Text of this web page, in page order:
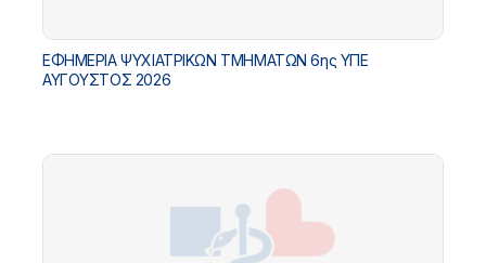
ΕΦΗΜΕΡΙΑ ΨΥΧΙΑΤΡΙΚΩΝ ΤΜΗΜΑΤΩΝ 6ης ΥΠΕ
ΑΥΓΟΥΣΤΟΣ 2026